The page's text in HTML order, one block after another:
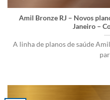
Amil Bronze RJ – Novos
Janeiro –
A linha de planos de saúde